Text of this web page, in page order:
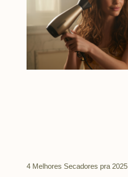
4 Melhores Secadores pra 2025